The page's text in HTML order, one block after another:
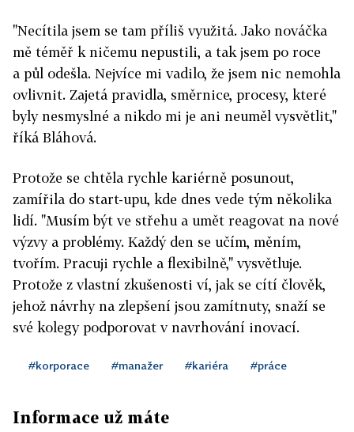
"Necítila jsem se tam příliš využitá. Jako nováčka
mě téměř k ničemu nepustili, a tak jsem po roce
a půl odešla. Nejvíce mi vadilo, že jsem nic nemohla
ovlivnit. Zajetá pravidla, směrnice, procesy, které
byly nesmyslné a nikdo mi je ani neuměl vysvětlit,"
říká Bláhová.
Protože se chtěla rychle kariérně posunout,
zamířila do start-upu, kde dnes vede tým několika
lidí. "Musím být ve střehu a umět reagovat na nové
výzvy a problémy. Každý den se učím, měním,
tvořím. Pracuji rychle a flexibilně," vysvětluje.
Protože z vlastní zkušenosti ví, jak se cítí člověk,
jehož návrhy na zlepšení jsou zamítnuty, snaží se
své kolegy podporovat v navrhování inovací.
#korporace #manažer #kariéra #práce
Informace už máte